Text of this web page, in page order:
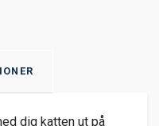
dig katten ut på